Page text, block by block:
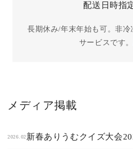
配送日時指
長期休み/年末年始も可。非冷
サービスです。
メディア掲載
2026.02新春ありうむクイズ大会